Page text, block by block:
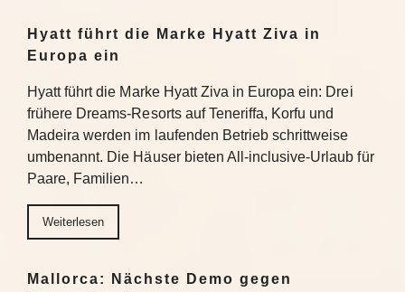
Hyatt führt die Marke Hyatt Ziva in
Europa ein
Hyatt führt die Marke Hyatt Ziva in Europa ein: Drei
frühere Dreams-Resorts auf Teneriffa, Korfu und
Madeira werden im laufenden Betrieb schrittweise
umbenannt. Die Häuser bieten All-inclusive-Urlaub für
Paare, Familien…
Weiterlesen
Mallorca: Nächste Demo gegen